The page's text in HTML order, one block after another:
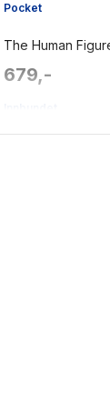
Pocket
The Human
679,-